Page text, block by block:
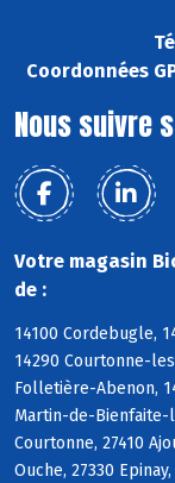
Coordonnées
Nous suivre
Votre magasin
de :
14100 Cordebugle,
14290 Courtonne-
Folletière-Abenon,
Martin-de-Bienfaite-
Courtonne, 27410
Ouche, 27330